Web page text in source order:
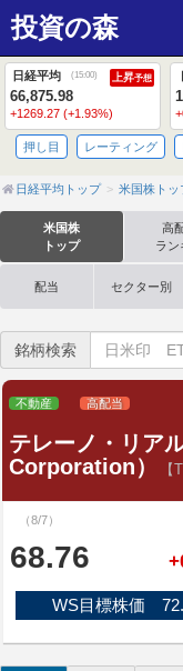
投資の森
日経平均 (15:00) 上昇予想
66,875.98
+1269.27 (+1.93%)
押し目 レーティング
日経平均トップ 米国株トッ
米国株
トップ
高
ラン
配当 セクター別
銘柄検索
不動産 高配当
テレーノ・リア
Corporation）
【
（8/7）
68.76
WS目標株価